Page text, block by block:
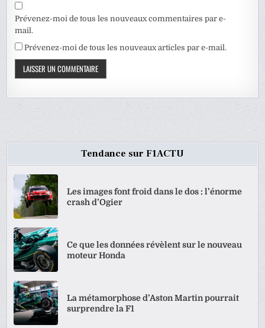
Prévenez-moi de tous les nouveaux commentaires par e-
mail.
Prévenez-moi de tous les nouveaux articles par e-mail.
Tendance sur F1ACTU
Les images font froid dans le dos : l’énorme
crash d’Ogier
Ce que les données révèlent sur le nouveau
moteur Honda
La métamorphose d’Aston Martin pourrait
surprendre la F1